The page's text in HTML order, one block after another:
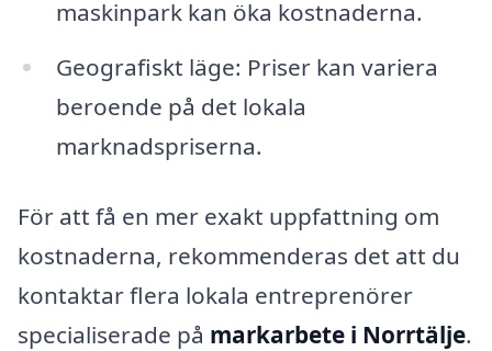
maskinpark kan öka kostnaderna.
Geografiskt läge: Priser kan variera
beroende på det lokala
marknadspriserna.
För att få en mer exakt uppfattning om
kostnaderna, rekommenderas det att du
kontaktar flera lokala entreprenörer
specialiserade på markarbete i Norrtälje.